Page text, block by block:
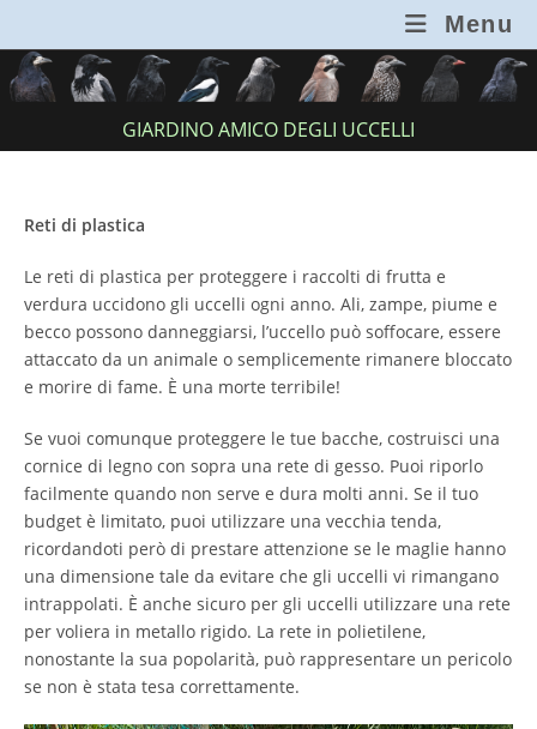
contenuto
Menu
GIARDINO AMICO DEGLI UCCELLI
Reti di plastica
Le reti di plastica per proteggere i raccolti di frutta e
verdura uccidono gli uccelli ogni anno. Ali, zampe, piume e
becco possono danneggiarsi, l’uccello può soffocare, essere
attaccato da un animale o semplicemente rimanere bloccato
e morire di fame. È una morte terribile!
Se vuoi comunque proteggere le tue bacche, costruisci una
cornice di legno con sopra una rete di gesso. Puoi riporlo
facilmente quando non serve e dura molti anni. Se il tuo
budget è limitato, puoi utilizzare una vecchia tenda,
ricordandoti però di prestare attenzione se le maglie hanno
una dimensione tale da evitare che gli uccelli vi rimangano
intrappolati. È anche sicuro per gli uccelli utilizzare una rete
per voliera in metallo rigido. La rete in polietilene,
nonostante la sua popolarità, può rappresentare un pericolo
se non è stata tesa correttamente.